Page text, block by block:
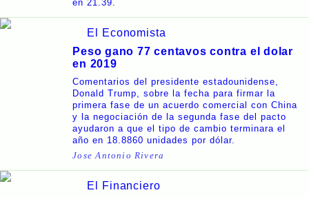
en 21.39.
El Economista
Peso gano 77 centavos contra el dolar
en 2019
Comentarios del presidente estadounidense,
Donald Trump, sobre la fecha para firmar la
primera fase de un acuerdo comercial con China
y la negociación de la segunda fase del pacto
ayudaron a que el tipo de cambio terminara el
año en 18.8860 unidades por dólar.
Jose Antonio Rivera
El Financiero